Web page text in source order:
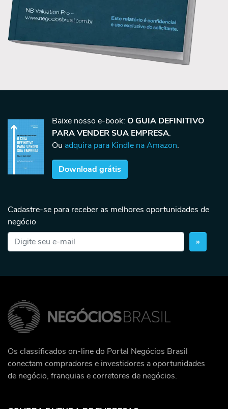
Baixe nosso e-book: O GUIA DEFINITIVO
PARA VENDER SUA EMPRESA.
Ou adquira para Kindle na Amazon.
Download grátis
Cadastre-se para receber as melhores oportunidades de
negócio
»
Os classificados on-line do Portal Negócios Brasil
conectam compradores e investidores a oportunidades
de negócio, franquias e corretores de negócios.